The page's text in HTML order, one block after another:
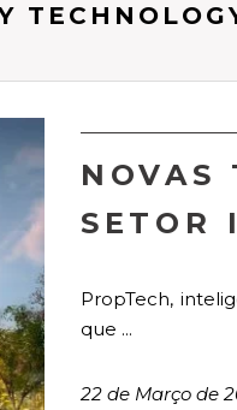
NOVAS
SETOR
PropTech,
que ...
22 de Março de